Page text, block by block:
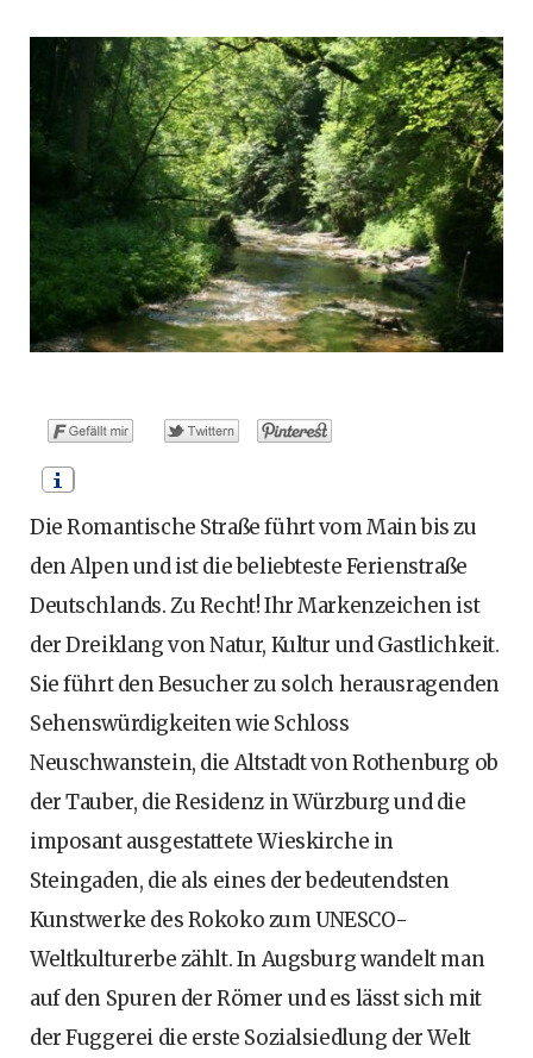
o
o
k
t
t
e
r
)
g
r
a
m
r
e
s
t
b
e
Die Romantische Straße führt vom Main bis zu
den Alpen und ist die beliebteste Ferienstraße
Deutschlands. Zu Recht! Ihr Markenzeichen ist
der Dreiklang von Natur, Kultur und Gastlichkeit.
Sie führt den Besucher zu solch herausragenden
Sehenswürdigkeiten wie Schloss
Neuschwanstein, die Altstadt von Rothenburg ob
der Tauber, die Residenz in Würzburg und die
imposant ausgestattete Wieskirche in
Steingaden, die als eines der bedeutendsten
Kunstwerke des Rokoko zum UNESCO-
Weltkulturerbe zählt. In Augsburg wandelt man
auf den Spuren der Römer und es lässt sich mit
der Fuggerei die erste Sozialsiedlung der Welt